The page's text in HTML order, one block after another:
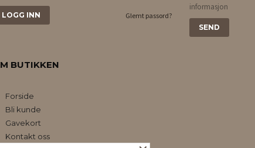
Glemt passord?
BUTIKKEN
Forside
Bli kunde
Gavekort
Kontakt oss
informasjon